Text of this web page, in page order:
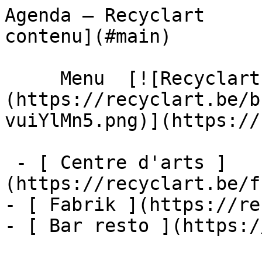
Agenda –
contenu](#main)
(https://recyclart.be/
(https://recyclart.be/
- [ Fabrik ](https://
- [ Bar resto